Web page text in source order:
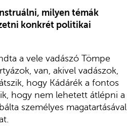
milyen témák
konkrét politikai
a vele vadászó Tömpe
van, akivel vadászok,
hogy Kádárék a fontos
hogy nem lehetett átlépni a
személyes magatartásával